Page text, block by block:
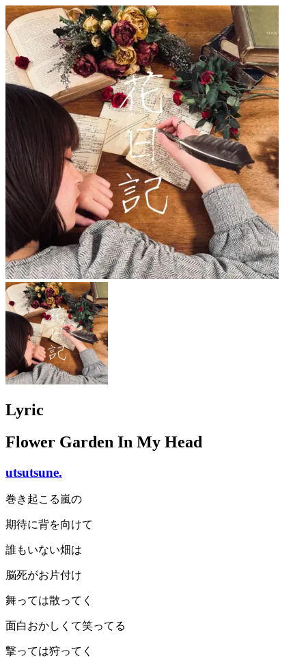
Lyric
Flower Garden In My Head
utsutsune.
巻き起こる嵐の
期待に背を向けて
誰もいない畑は
脳死がお片付け
舞っては散ってく
面白おかしくて笑ってる
撃っては狩ってく